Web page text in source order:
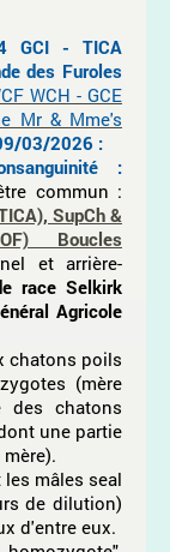
GCI - TICA
des Furoles
WCH - GCE
Mr & Mme's
03/2026 :
:
commun :
SupCh &
Boucles
et arrière-
race Selkirk
Agricole
chatons poils
(mère
des chatons
une partie
mâles seal
de dilution)
d'entre eux.